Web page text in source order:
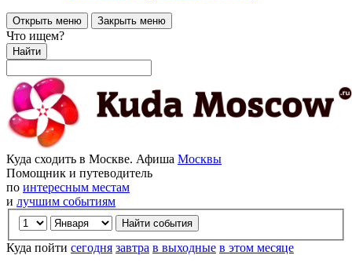
Открыть меню Закрыть меню
Что ищем?
Найти
Куда сходить в Москве. Афиша Москвы
Помощник и путеводитель
по интересным местам
и лучшим событиям
Куда пойти сегодня завтра в выходные в этом месяце